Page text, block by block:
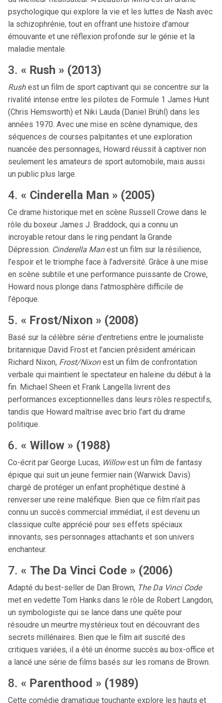
psychologique qui explore la vie et les luttes de Nash avec
la schizophrénie, tout en offrant une histoire d’amour
émouvante et une réflexion profonde sur le génie et la
maladie mentale.
3. « Rush » (2013)
Rushest un film de sport captivant qui se concentre sur la
rivalité intense entre les pilotes de Formule 1 James Hunt
(Chris Hemsworth) et Niki Lauda (Daniel Brühl) dans les
années 1970. Avec une mise en scène dynamique, des
séquences de courses palpitantes et une exploration
nuancée des personnages, Howard réussit à captiver non
seulement les amateurs de sport automobile, mais aussi
un public plus large.
4. « Cinderella Man » (2005)
Ce drame historique met en scène Russell Crowe dans le
rôle du boxeur James J. Braddock, qui a connu un
incroyable retour dans le ring pendant la Grande
Dépression. Cinderella Manest un film sur la résilience,
l’espoir et le triomphe face à l’adversité. Grâce à une mise
en scène subtile et une performance puissante de Crowe,
Howard nous plonge dans l’atmosphère difficile de
l’époque.
5. « Frost/Nixon » (2008)
Basé sur la célèbre série d’entretiens entre le journaliste
britannique David Frost et l’ancien président américain
Richard Nixon, Frost/Nixonest un film de confrontation
verbale qui maintient le spectateur en haleine du début à la
fin. Michael Sheen et Frank Langella livrent des
performances exceptionnelles dans leurs rôles respectifs,
tandis que Howard maîtrise avec brio l’art du drame
politique.
6. « Willow » (1988)
Co-écrit par George Lucas, Willowest un film de fantasy
épique qui suit un jeune fermier nain (Warwick Davis)
chargé de protéger un enfant prophétique destiné à
renverser une reine maléfique. Bien que ce film n’ait pas
connu un succès commercial immédiat, il est devenu un
classique culte apprécié pour ses effets spéciaux
innovants, ses personnages attachants et son univers
enchanteur.
7. « The Da Vinci Code » (2006)
Adapté du best-seller de Dan Brown, The Da Vinci Code
met en vedette Tom Hanks dans le rôle de Robert Langdon,
un symbologiste qui se lance dans une quête pour
résoudre un meurtre mystérieux tout en découvrant des
secrets millénaires. Bien que le film ait suscité des
critiques variées, il a été un énorme succès au box-office et
a lancé une série de films basés sur les romans de Brown.
8. « Parenthood » (1989)
Cette comédie dramatique touchante explore les hauts et